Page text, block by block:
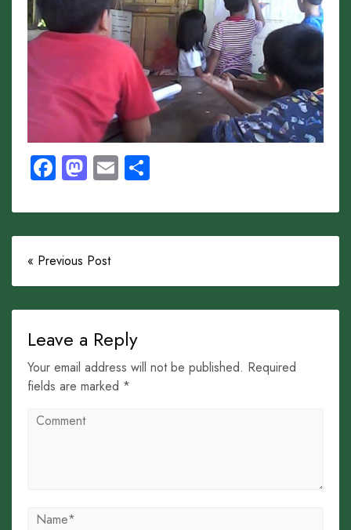
Facebook
Mastodon
Email
« Previous Post
Leave a Reply
Your email address will not be published. Required
fields are marked *